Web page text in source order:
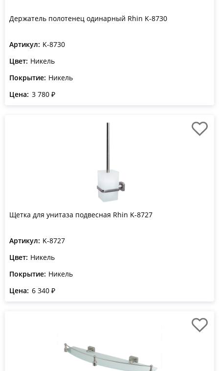
Держатель полотенец одинарный Rhin K-8730
Артикул: K-8730
Цвет: Никель
Покрытие: Никель
Цена: 3 780 ₽
Щетка для унитаза подвесная Rhin K-8727
Артикул: K-8727
Цвет: Никель
Покрытие: Никель
Цена: 6 340 ₽